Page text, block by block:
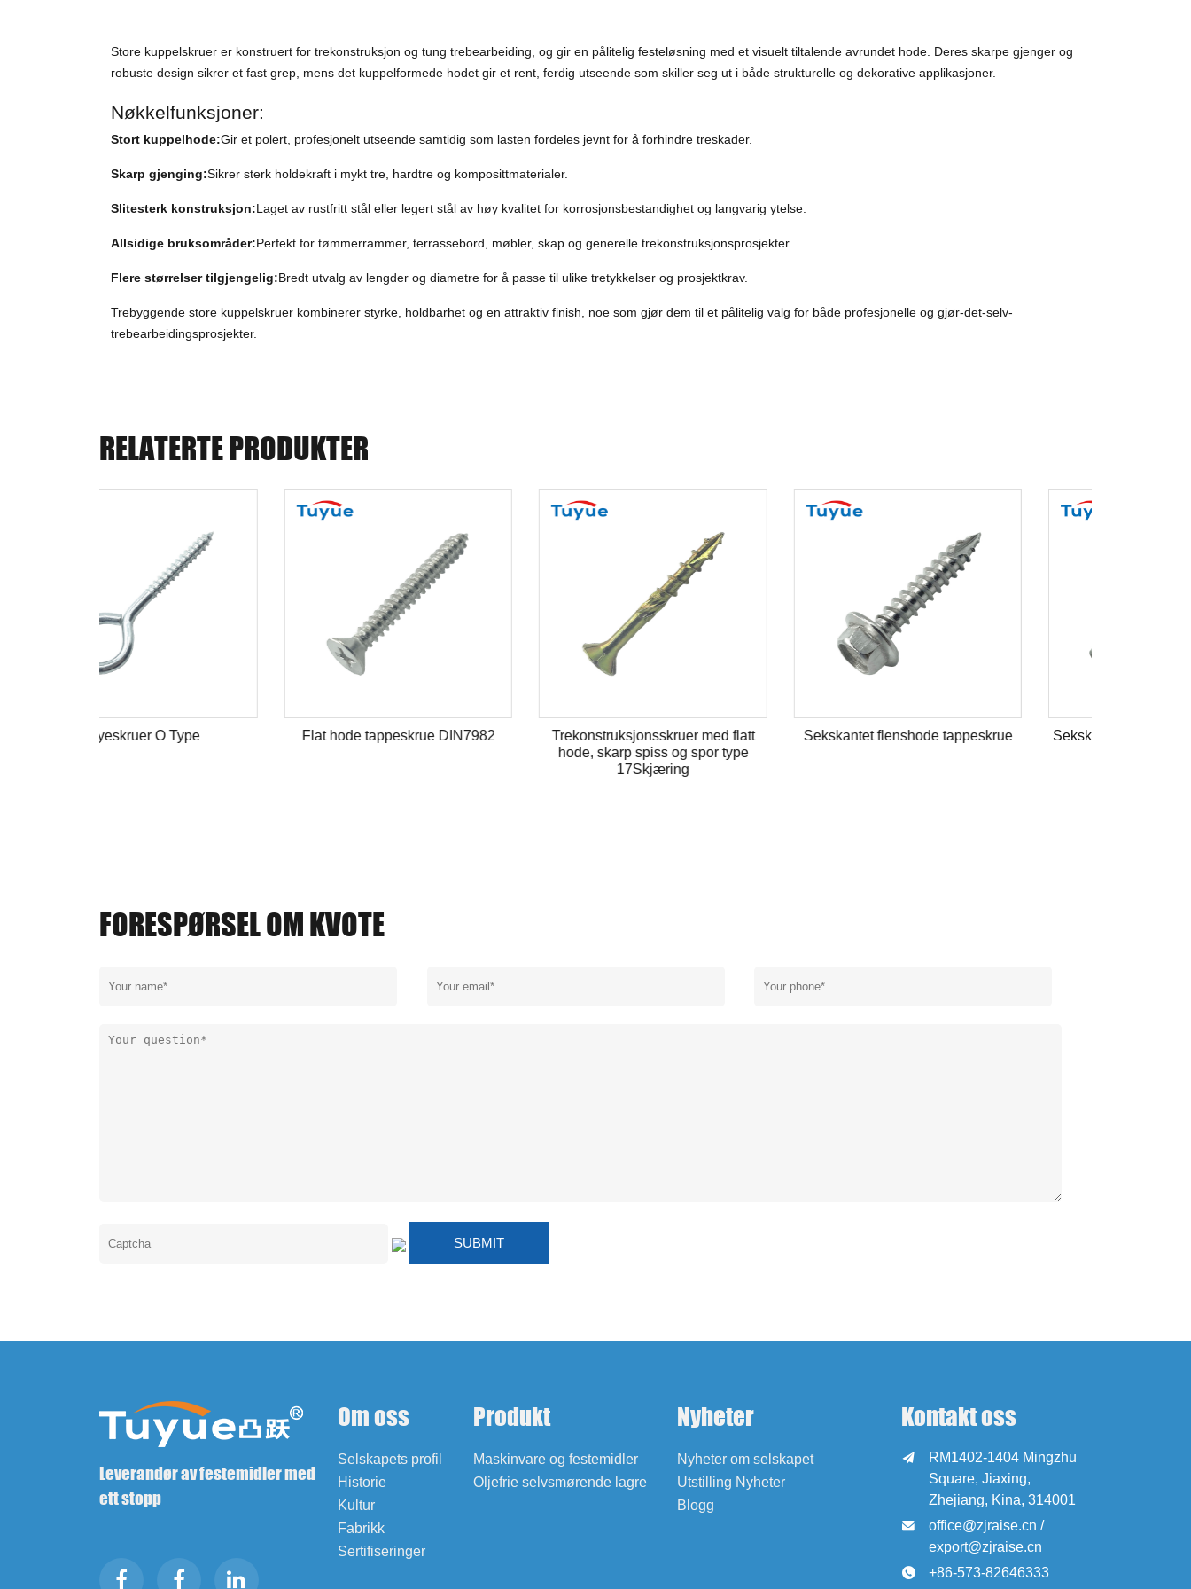
Store kuppelskruer er konstruert for trekonstruksjon og tung trebearbeiding, og gir en pålitelig festeløsning med et visuelt tiltalende avrundet hode. Deres skarpe gjenger og
robuste design sikrer et fast grep, mens det kuppelformede hodet gir et rent, ferdig utseende som skiller seg ut i både strukturelle og dekorative applikasjoner.
Nøkkelfunksjoner:
Stort kuppelhode:Gir et polert, profesjonelt utseende samtidig som lasten fordeles jevnt for å forhindre treskader.
Skarp gjenging:Sikrer sterk holdekraft i mykt tre, hardtre og komposittmaterialer.
Slitesterk konstruksjon:Laget av rustfritt stål eller legert stål av høy kvalitet for korrosjonsbestandighet og langvarig ytelse.
Allsidige bruksområder:Perfekt for tømmerrammer, terrassebord, møbler, skap og generelle trekonstruksjonsprosjekter.
Flere størrelser tilgjengelig:Bredt utvalg av lengder og diametre for å passe til ulike tretykkelser og prosjektkrav.
Trebyggende store kuppelskruer kombinerer styrke, holdbarhet og en attraktiv finish, noe som gjør dem til et pålitelig valg for både profesjonelle og gjør-det-selv-
trebearbeidingsprosjekter.
RELATERTE PRODUKTER
Flat hode tappeskrue DIN7982
Trekonstruksjonsskruer med flatt
hode, skarp spiss og spor type
Sekskantet flenshode tappeskrue
Sekskantet flenshode treskrue med
FORESPØRSEL OM KVOTE
Leverandør av festemidler med
ett stopp
Om oss
Selskapets profil
Historie
Kultur
Fabrikk
Sertifiseringer
Produkt
Maskinvare og festemidler
Oljefrie selvsmørende lagre
Nyheter
Nyheter om selskapet
Utstilling Nyheter
Blogg
Kontakt oss

RM1402-1404 Mingzhu
Square, Jiaxing,
Zhejiang, Kina, 314001

office@zjraise.cn /
export@zjraise.cn
 +86-573-82646333